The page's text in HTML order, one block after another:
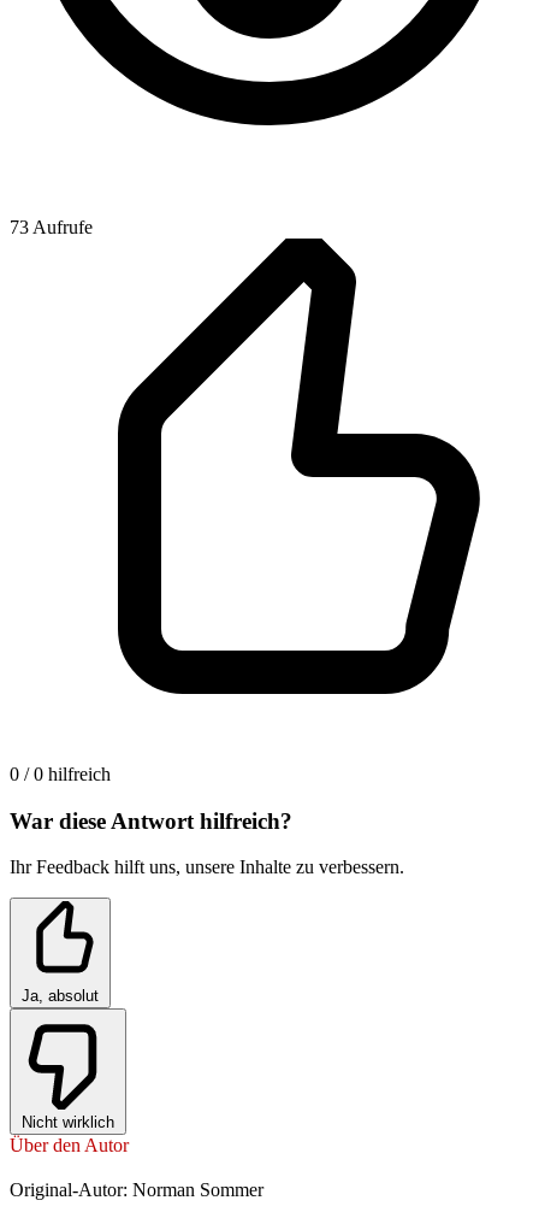
73 Aufrufe
0 / 0 hilfreich
War diese Antwort hilfreich?
Ihr Feedback hilft uns, unsere Inhalte zu verbessern.
Ja, absolut
Nicht wirklich
Über den Autor
Original-Autor: Norman Sommer